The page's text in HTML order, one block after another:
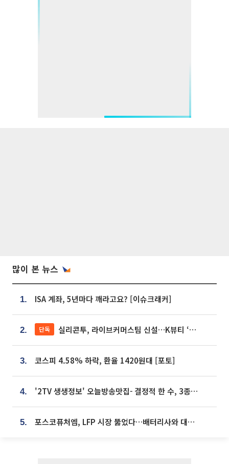
많이 본 뉴스
1. ISA 계좌, 5년마다 깨라고요? [이슈크래커]
2. 단독 실리콘투, 라이브커머스팀 신설…K뷰티 ‘글로벌 판매망’ 확대[K뷰티 라방戰]
3. 코스피 4.58% 하락, 환율 1420원대 [포토]
4. '2TV 생생정보' 오늘방송맛집- 결정적 한 수, 3종 메밀면! 메밀 소바 맛집 '의○○○○'
5. 포스코퓨처엠, LFP 시장 뚫었다…배터리사와 대규모 장기 공급 합의